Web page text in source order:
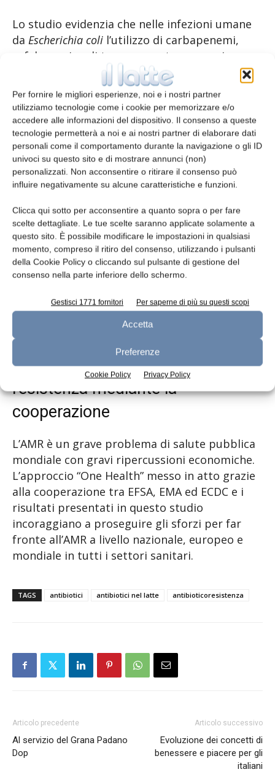
Per fornire le migliori esperienze, noi e i nostri partner
utilizziamo tecnologie come i cookie per memorizzare e/o
accedere alle informazioni del dispositivo. Il consenso a queste
tecnologie permetterà a noi e ai nostri partner di elaborare dati
personali come il comportamento durante la navigazione o gli ID
univoci su questo sito e di mostrare annunci (non)
personalizzati. Non acconsentire o ritirare il consenso può
influire negativamente su alcune caratteristiche e funzioni.
Clicca qui sotto per acconsentire a quanto sopra o per fare
scelte dettagliate. Le tue scelte saranno applicate solamente a
questo sito. È possibile modificare le impostazioni in qualsiasi
momento, compreso il ritiro del consenso, utilizzando i pulsanti
della Cookie Policy o cliccando sul pulsante di gestione del
consenso nella parte inferiore dello schermo.
Gestisci 1771 fornitori Per saperne di più su questi scopi
Accetta
Preferenze
Cookie Policy Privacy Policy
Lo studio evidenzia che nelle infezioni umane
da Escherichia coli l’utilizzo di carbapenemi,
cefalosporine di terza e quarta generazione e
chinoloni è associato a resistenza ai medesimi
antibiotici. Analoghe associazioni sono state
riscontrate negli animali da produzione
alimentare.
Lo studio mette in luce anche i nessi tra
l’impiego di antimicrobici negli animali e l’AMR
nei batteri presenti in animali da produzione
batteri presenti in esseri umani. Ne è un
esempio il batterioCampylobacterspp. che si
riscontra negli animali da produzione
alimentare e causa infezioni alimentari
nell’uomo. Gli esperti hanno rilevato
un’associazione tra la resistenza in tali batteri
negli animali e la resistenza dei medesimi
Combattere l’antibiotico-
resistenza mediante la
cooperazione
L’AMR è un grave problema di salute pubblica
mondiale con gravi ripercussioni economiche.
L’approccio “One Health” messo in atto grazie
alla cooperazione tra EFSA, EMA ed ECDC e i
risultati presentati in questo studio
incoraggiano a proseguire gli sforzi per far
fronte all’AMR a livello nazionale, europeo e
mondiale in tutti i settori sanitari.
TAGS antibiotici antibiotici nel latte antibioticoresistenza
Articolo precedente
Al servizio del Grana Padano
Dop
Articolo successivo
Evoluzione dei concetti di
benessere e piacere per gli
italiani